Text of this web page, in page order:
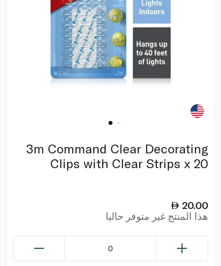
3m Command Clear Decorating
Clips with Clear Strips x 20
20.00
هذا المنتج غير متوفر حاليا
0